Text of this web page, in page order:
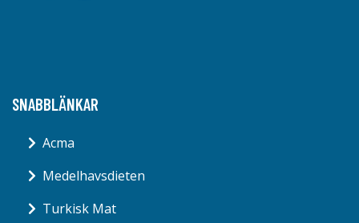
SNABBLÄNKAR
Acma
Medelhavsdieten
Turkisk Mat